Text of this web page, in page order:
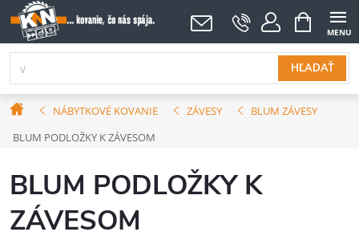
Prejsť
na
obsah
HĽADAŤ
NÁKUPNÝ
KOŠÍK
DomovNÁBYTKOVÉ KOVANIE ZÁVESY
BLUM ZÁVESY
BLUM PODLOŽKY K ZÁVESOM
BLUM PODLOŽKY K
ZÁVESOM